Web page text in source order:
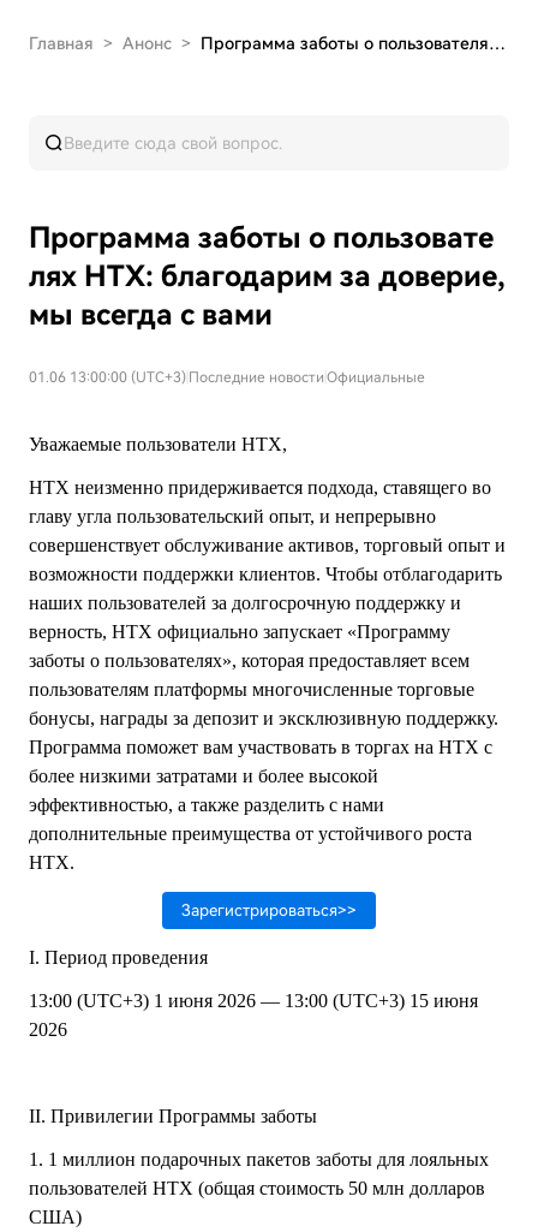
Главная > Анонс > Программа заботы о пользователях HTX: благодари…
Программа заботы о пользовате
лях HTX: благодарим за доверие,
мы всегда с вами
01.06 13:00:00 (UTC+3) Последние новости Официальные
Уважаемые пользователи HTX,
HTX неизменно придерживается подхода, ставящего во
главу угла пользовательский опыт, и непрерывно
совершенствует обслуживание активов, торговый опыт и
возможности поддержки клиентов. Чтобы отблагодарить
наших пользователей за долгосрочную поддержку и
верность, HTX официально запускает «Программу
заботы о пользователях», которая предоставляет всем
пользователям платформы многочисленные торговые
бонусы, награды за депозит и эксклюзивную поддержку.
Программа поможет вам участвовать в торгах на HTX с
более низкими затратами и более высокой
эффективностью, а также разделить с нами
дополнительные преимущества от устойчивого роста
HTX.
Зарегистрироваться>>
I. Период проведения
13:00 (UTC+3) 1 июня 2026 — 13:00 (UTC+3) 15 июня
2026
II. Привилегии Программы заботы
1. 1 миллион подарочных пакетов заботы для лояльных
пользователей HTX (общая стоимость 50 млн долларов
США)